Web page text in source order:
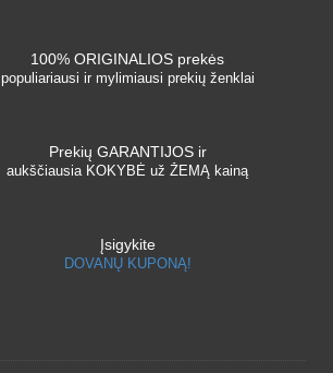
100% ORIGINALIOS prekės
populiariausi ir mylimiausi prekių ženklai
Prekių GARANTIJOS ir
aukščiausia KOKYBĖ už ŽEMĄ kainą
Įsigykite
DOVANŲ KUPONĄ!